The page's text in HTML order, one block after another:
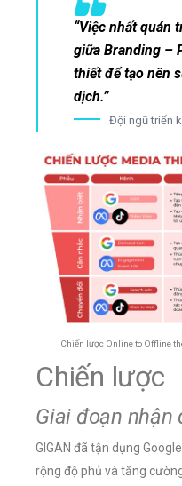
“Việc nhất quán
giữa Branding –
thiết để tạo nên
dịch.”
Đội ngũ triển
Chiến lược Online to Offline
Chiến lược
Giai đoạn nhận
GIGAN đã tận dụng
rộng độ phủ và tăng